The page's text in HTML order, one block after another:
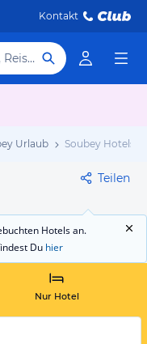
Kontakt
Hotel, Reiseziel
Urlaub Soubey Hotels
Teilen
Hotels an.
Du hier
Nur Hotel